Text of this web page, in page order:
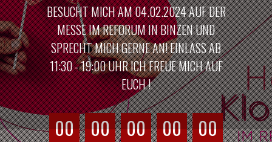
BESUCHT MICH AM 04.02.2024 AUF DER
MESSE IM REFORUM IN BINZEN UND
SPRECHT MICH GERNE AN! EINLASS AB
11:30 - 19:00 UHR ICH FREUE MICH AUF
EUCH !
00 00 00 00 00